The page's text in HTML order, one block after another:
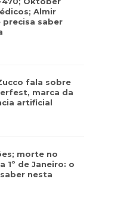
Almir
precisa saber
fala sobre
marca da
artificial
morte no
1º de Janeiro: o
nesta